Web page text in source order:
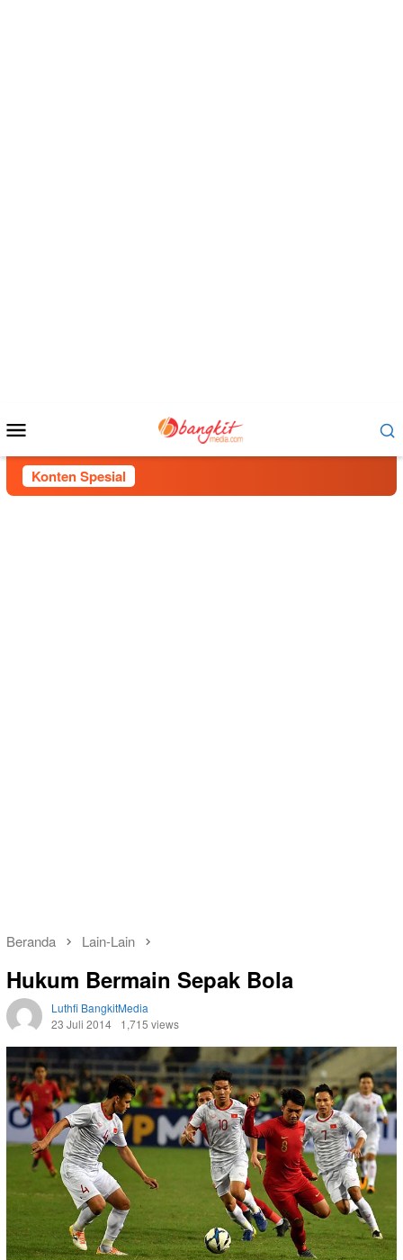
Mobile
Konten Spesial
Beranda Lain-Lain
Hukum Bermain Sepak Bola
Luthfi BangkitMedia
23 Juli 2014
1,715 views